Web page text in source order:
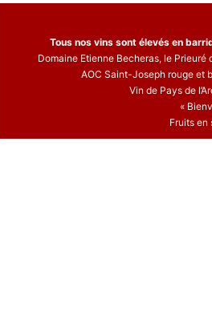
Tous nos vins sont élevés en
Domaine Etienne Becheras, le
AOC Saint-Joseph rouge et
Vin de Pays de
«
Fruits en